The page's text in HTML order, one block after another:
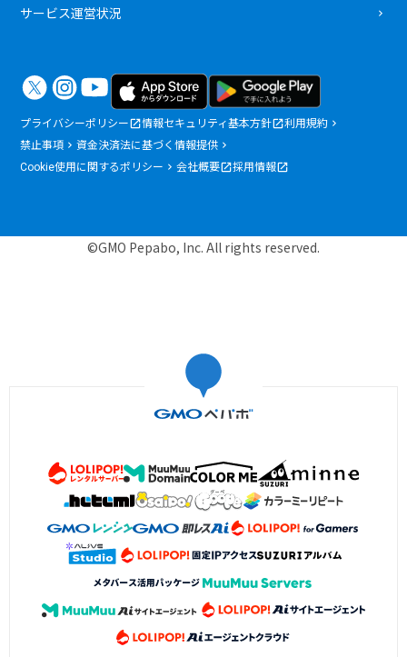
サービス運営状況
プライバシーポリシー 情報セキュリティ基本方針
利用規約
禁止事項
資金決済法に基づく情報提供
Cookie使用に関するポリシー
会社概要 採用情報
©GMO Pepabo, Inc. All rights reserved.